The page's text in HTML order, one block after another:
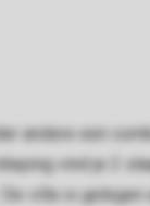
andere een
vind je 2
villa is gelegen